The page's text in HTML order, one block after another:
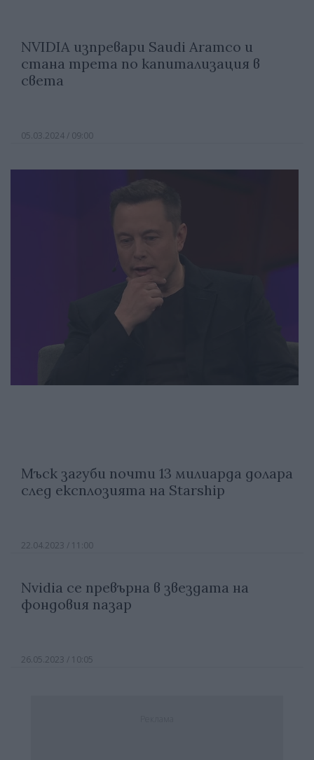
NVIDIA изпревари Saudi Aramco и
стана трета по капитализация в
света
05.03.2024 / 09:00
Мъск загуби почти 13 милиарда долара
след експлозията на Starship
22.04.2023 / 11:00
Nvidia се превърна в звездата на
фондовия пазар
26.05.2023 / 10:05